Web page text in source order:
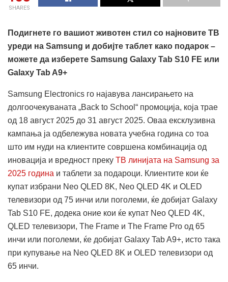
SHARES
Подигнете го вашиот животен стил со најновите ТВ
уреди на Samsung и добијте таблет како подарок –
можете да изберете Samsung Galaxy Tab S10 FE или
Galaxy Tab A9+
Samsung Electronics го најавува лансирањето на
долгоочекуваната „Back to School“ промоција, која трае
од 18 август 2025 до 31 август 2025. Оваа ексклузивна
кампања ја одбележува новата учебна година со тоа
што им нуди на клиентите совршена комбинација од
иновација и вредност преку ТВ линијата на Samsung за
2025 година и таблети за подароци. Клиентите кои ќе
купат избрани Neo QLED 8K, Neo QLED 4K и OLED
телевизори од 75 инчи или поголеми, ќе добијат Galaxy
Tab S10 FE, додека оние кои ќе купат Neo QLED 4K,
QLED телевизори, The Frame и The Frame Pro од 65
инчи или поголеми, ќе добијат Galaxy Tab A9+, исто така
при купување на Neo QLED 8K и OLED телевизори од
65 инчи.